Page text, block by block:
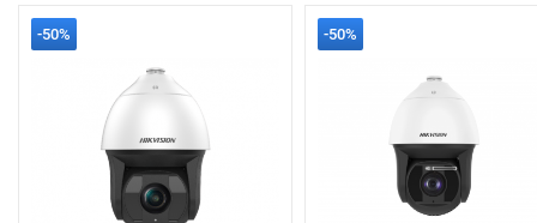
-50% -50%